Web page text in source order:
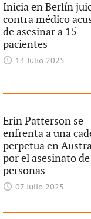
Inicia en Berlín
contra médico
de asesinar a 15
pacientes
14 Julio 2025
Erin Patterson se
enfrenta a una
perpetua en
por el asesinato
personas
07 Julio 2025